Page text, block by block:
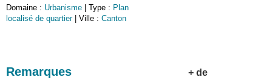
Domaine : Urbanisme | Type : Plan
localisé de quartier| Ville : Canton
Remarques
+ de